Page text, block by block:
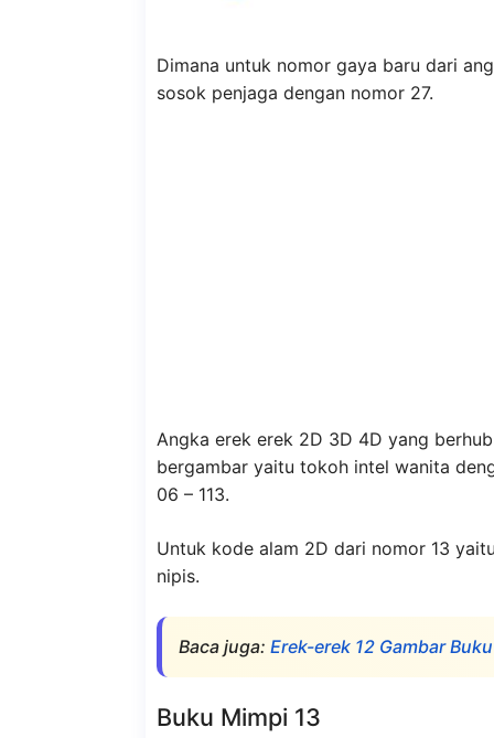
Dimana untuk nomor gaya baru dari
sosok penjaga dengan nomor 27.
Angka erek erek 2D 3D 4D yang
bergambar yaitu tokoh intel wanita
06 – 113.
Untuk kode alam 2D dari nomor 13
nipis.
Baca juga: Erek-erek 12 Gambar
Buku Mimpi 13